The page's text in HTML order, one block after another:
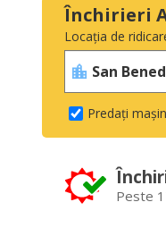
Închirieri
Locația de
Predați
Peste